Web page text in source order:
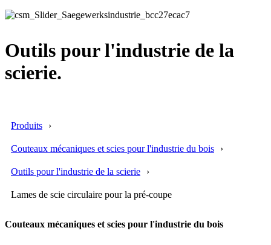
Outils pour l'industrie de la
scierie.
Produits
Couteaux mécaniques et scies pour l'industrie du bois
Outils pour l'industrie de la scierie
Lames de scie circulaire pour la pré-coupe
Couteaux mécaniques et scies pour l'industrie du bois